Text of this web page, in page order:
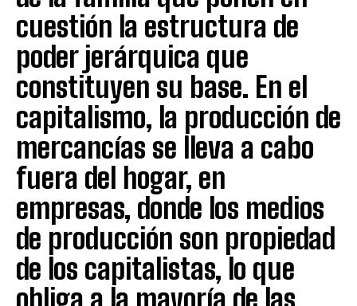
cuestión la estructura de
poder jerárquica que
constituyen su base. En el
capitalismo, la producción de
mercancías se lleva a cabo
fuera del hogar, en
empresas, donde los medios
de producción son propiedad
de los capitalistas, lo que